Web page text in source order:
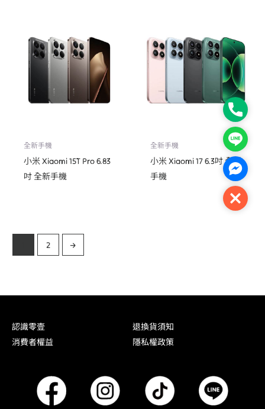
全新手機
小米 Xiaomi 15T Pro 6.83
吋 全新手機
全新手機
小米 Xiaomi 17 6.3吋 全新
手機
2 →
認識零壹
退換貨須知
消費者權益
隱私權政策
Phone
Line
Close